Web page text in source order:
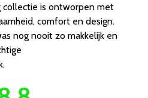
collectie is ontworpen met
comfort en design.
nog nooit zo makkelijk en